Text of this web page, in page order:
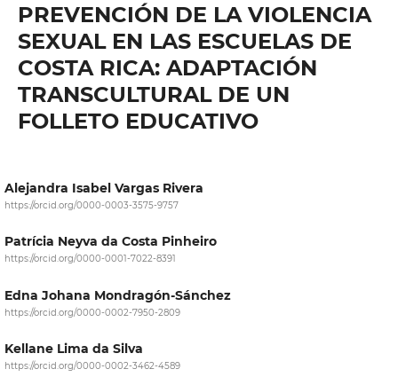
PREVENCIÓN DE LA VIOLENCIA
SEXUAL EN LAS ESCUELAS DE
COSTA RICA: ADAPTACIÓN
TRANSCULTURAL DE UN
FOLLETO EDUCATIVO
Alejandra Isabel Vargas Rivera
https://orcid.org/0000-0003-3575-9757
Patrícia Neyva da Costa Pinheiro
https://orcid.org/0000-0001-7022-8391
Edna Johana Mondragón-Sánchez
https://orcid.org/0000-0002-7950-2809
Kellane Lima da Silva
https://orcid.org/0000-0002-3462-4589